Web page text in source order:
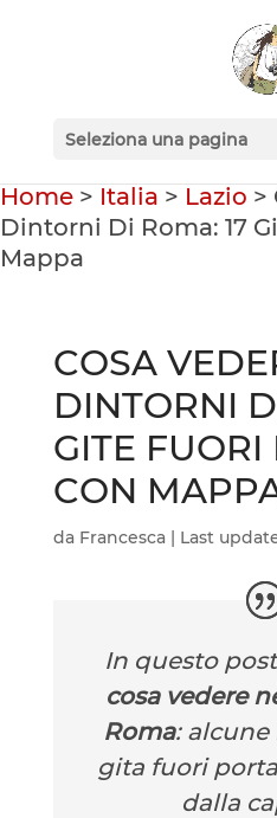
Seleziona una pagina
Home > Italia > Lazio >
Dintorni Di Roma: 17
Mappa
COSA
DINTORNI
GITE FUORI
CON
da Francesca| Last
In questo
cosa vedere
Roma: alcune
gita fuori
dalla